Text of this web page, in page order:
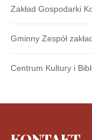
Zakład Gospodarki
Gminny Zespół
Centrum Kultury i